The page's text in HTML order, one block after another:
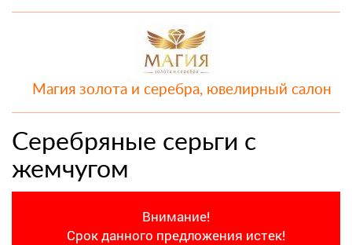
Магия золота и серебра, ювелирный салон
Серебряные серьги с
жемчугом
Внимание!
Срок данного предложения истек!